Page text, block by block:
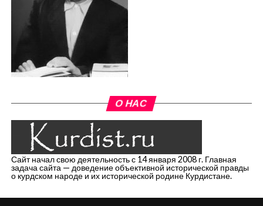
О НАС
Сайт начал свою деятельность с 14 января 2008 г. Главная
задача сайта — доведение объективной исторической правды
о курдском народе и их исторической родине Курдистане.